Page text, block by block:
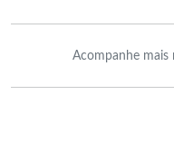
Acompanhe mais